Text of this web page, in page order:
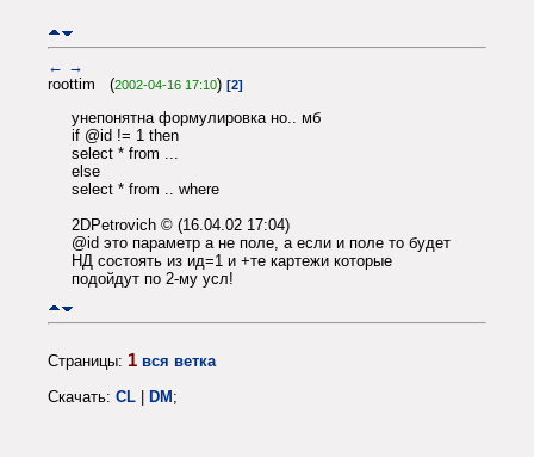
← →
roottim (2002-04-16 17:10) [2]
yнепонятна формулировка но.. мб
if @id != 1 then
select * from ...
else
select * from .. where
2DPetrovich © (16.04.02 17:04)
@id это параметр а не поле, а если и поле то будет
НД состоять из ид=1 и +те картежи которые
подойдут по 2-му усл!
Страницы: 1 вся ветка
Скачать: CL | DM;